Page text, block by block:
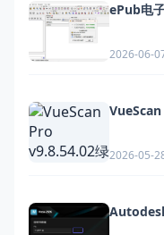
ePub电
2026-06-
2026-05-